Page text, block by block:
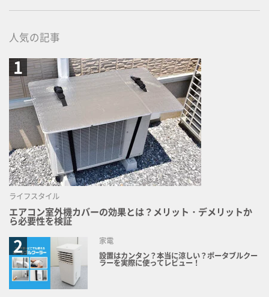
人気の記事
ライフスタイル
エアコン室外機カバーの効果とは？メリット・デメリットか
ら必要性を検証
家電
設置はカンタン？本当に涼しい？ポータブルクー
ラーを実際に使ってレビュー！